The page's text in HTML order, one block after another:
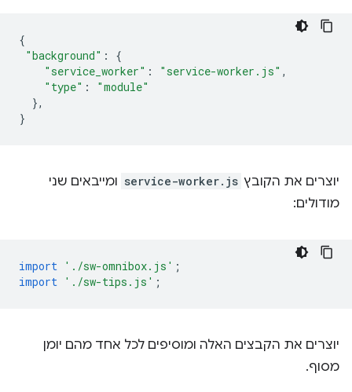
{
"background" :
{
"service_worker" : "service-worker.js" ,
"type" :
"module"
},
}
יוצרים את הקובץ service-worker.js ומייבאים שני
מודולים:
import './sw-omnibox.js' ;
import
'./sw-tips.js' ;
יוצרים את הקבצים האלה ומוסיפים לכל אחד מהם יומן
מסוף.